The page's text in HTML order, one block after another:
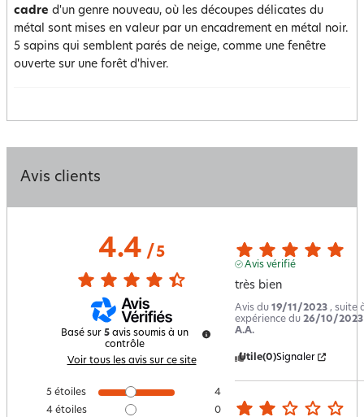
cadre d'un genre nouveau, où les découpes délicates du
métal sont mises en valeur par un encadrement en métal noir.
5 sapins qui semblent parés de neige, comme une fenêtre
ouverte sur une forêt d'hiver.
Avis clients
4.4/ 5
Basé sur 5 avis soumis à un
contrôle
Voir tous les avis sur ce site
5 étoiles
4
4 étoiles
0
Avis vérifié
très bien
Avis du 19/11/2023 , suite
expérience du 26/10/2023
A.A.
Utile(0)Signaler